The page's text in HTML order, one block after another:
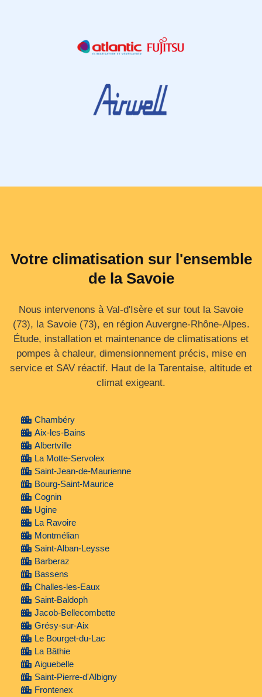
Votre climatisation sur l'ensemble
de la Savoie
Nous intervenons à Val-d'Isère et sur tout la Savoie
(73), la Savoie (73), en région Auvergne‑Rhône‑Alpes.
Étude, installation et maintenance de climatisations et
pompes à chaleur, dimensionnement précis, mise en
service et SAV réactif. Haut de la Tarentaise, altitude et
climat exigeant.
Chambéry
Aix-les-Bains
Albertville
La Motte-Servolex
Saint-Jean-de-Maurienne
Bourg-Saint-Maurice
Cognin
Ugine
La Ravoire
Montmélian
Saint-Alban-Leysse
Barberaz
Bassens
Challes-les-Eaux
Saint-Baldoph
Jacob-Bellecombette
Grésy-sur-Aix
Le Bourget-du-Lac
La Bâthie
Aiguebelle
Saint-Pierre-d'Albigny
Frontenex